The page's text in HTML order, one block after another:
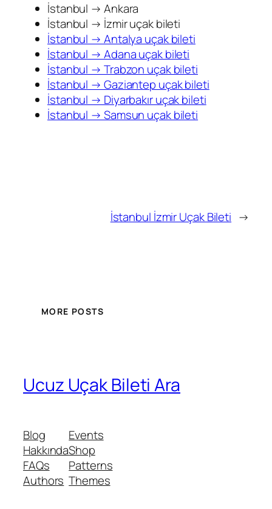
İstanbul → Ankara
İstanbul → İzmir uçak bileti
İstanbul → Antalya uçak bileti
İstanbul → Adana uçak bileti
İstanbul → Trabzon uçak bileti
İstanbul → Gaziantep uçak bileti
İstanbul → Diyarbakır uçak bileti
İstanbul → Samsun uçak bileti
İstanbul İzmir Uçak Bileti →
MORE POSTS
Ucuz Uçak Bileti Ara
Blog
Hakkında
FAQs
Authors
Events
Shop
Patterns
Themes